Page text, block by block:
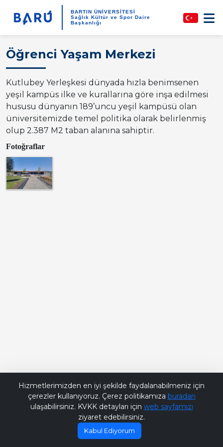
BARTIN ÜNİVERSİTESİ
Sağlık Kültür ve Spor Daire
Başkanlığı
Öğrenci Yaşam Merkezi
Kutlubey Yerleşkesi dünyada hızla benimsenen
yeşil kampüs ilke ve kurallarına göre inşa edilmesi
hususu dünyanın 189’uncu yeşil kampüsü olan
üniversitemizde temel politika olarak belirlenmiş
olup 2.387 M2 taban alanına sahiptir.
Fotoğraflar
Hizmetlerimizden en iyi şekilde faydalanabilmeniz için
çerezler kullanıyoruz. Çerez politikamıza buradan
ulaşabilirsiniz. KVKK detayları için web sayfamızı
ziyaret edebilirsiniz.
Kabul Ediyorum
Bana Soru Sor | Ask Me